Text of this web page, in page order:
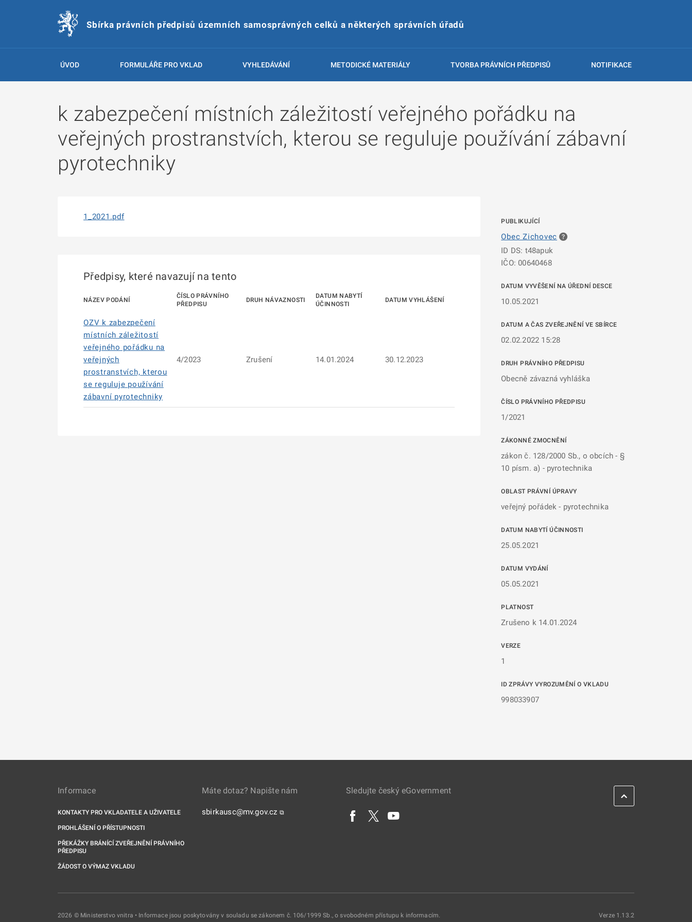
Sbírka právních předpisů územních samosprávných celků a některých správních úřadů
ÚVOD FORMULÁŘE PRO VKLAD VYHLEDÁVÁNÍ METODICKÉ MATERIÁLY TVORBA PRÁVNÍCH PŘEDPISŮ NOTIFIKACE
k zabezpečení místních záležitostí veřejného pořádku na
veřejných prostranstvích, kterou se reguluje používání zábavní
pyrotechniky
PUBLIKUJÍCÍ
Obec Zichovec
ID DS: t48apuk
IČO: 00640468
DATUM VYVĚŠENÍ NA ÚŘEDNÍ DESCE
10.05.2021
DATUM A ČAS ZVEŘEJNĚNÍ VE SBÍRCE
02.02.2022 15:28
DRUH PRÁVNÍHO PŘEDPISU
Obecně závazná vyhláška
ČÍSLO PRÁVNÍHO PŘEDPISU
1/2021
ZÁKONNÉ ZMOCNĚNÍ
zákon č. 128/2000 Sb., o obcích - §
10 písm. a) - pyrotechnika
OBLAST PRÁVNÍ ÚPRAVY
veřejný pořádek - pyrotechnika
DATUM NABYTÍ ÚČINNOSTI
25.05.2021
DATUM VYDÁNÍ
05.05.2021
PLATNOST
Zrušeno k 14.01.2024
VERZE
1
ID ZPRÁVY VYROZUMĚNÍ O VKLADU
998033907
1_2021.pdf
Předpisy, které navazují na tento
NÁZEV PODÁNÍ
ČÍSLO PRÁVNÍHO
PŘEDPISU
DRUH NÁVAZNOSTI
DATUM NABYTÍ
ÚČINNOSTI
DATUM VYHLÁŠENÍ
OZV k zabezpečení
místních záležitostí
veřejného pořádku na
veřejných
prostranstvích, kterou
se reguluje používání
zábavní pyrotechniky
4/2023 Zrušení 14.01.2024 30.12.2023
Informace
KONTAKTY PRO VKLADATELE A UŽIVATELE
PROHLÁŠENÍ O PŘÍSTUPNOSTI
PŘEKÁŽKY BRÁNÍCÍ ZVEŘEJNĚNÍ PRÁVNÍHO
PŘEDPISU
ŽÁDOST O VÝMAZ VKLADU
Máte dotaz? Napište nám
sbirkausc@mv.gov.cz ⧉
Sledujte český eGovernment
2026 © Ministerstvo vnitra • Informace jsou poskytovány v souladu se zákonem č. 106/1999 Sb., o svobodném přístupu k informacím. Verze 1.13.2